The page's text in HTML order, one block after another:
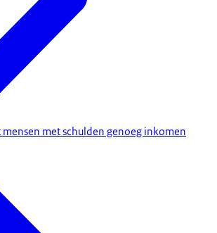
met schulden genoeg inkomen